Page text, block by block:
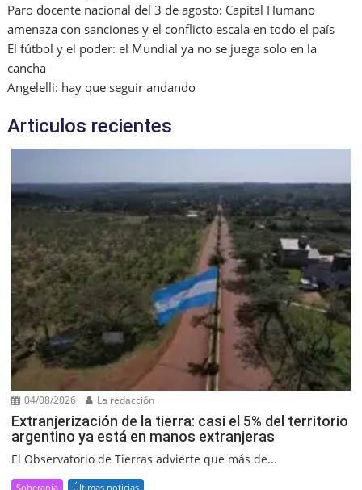
Paro docente nacional del 3 de agosto: Capital Humano
amenaza con sanciones y el conflicto escala en todo el país
El fútbol y el poder: el Mundial ya no se juega solo en la
cancha
Angelelli: hay que seguir andando
Articulos recientes
04/08/2026 La redacción
Extranjerización de la tierra: casi el 5% del territorio
argentino ya está en manos extranjeras
El Observatorio de Tierras advierte que más de...
Soberanía Últimas noticias